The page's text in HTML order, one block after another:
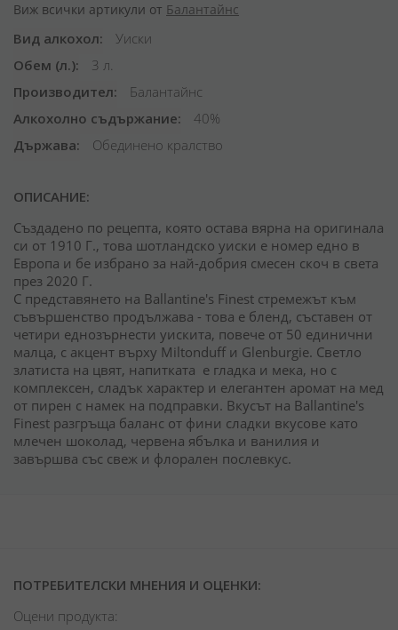
Виж всички артикули от Балантайнс
Вид алкохол
Уиски
Обем (л.)
3 л.
Производител
Балантайнс
Алкохолно съдържание
40%
Държава
Обединено кралство
ОПИСАНИЕ:
Създадено по рецепта, която остава вярна на оригинала
си от 1910 Г., това шотландско уиски е номер едно в
Европа и бе избрано за най-добрия смесен скоч в света
през 2020 Г.
С представянето на Ballantine's Finest стремежът към
съвършенство продължава - това е бленд, съставен от
четири еднозърнести уискита, повече от 50 единични
малца, с акцент върху Miltonduff и Glenburgie. Светло
златиста на цвят, напитката е гладка и мека, но с
комплексен, сладък характер и елегантен аромат на мед
от пирен с намек на подправки. Вкусът на Ballantine's
Finest разгръща баланс от фини сладки вкусове като
млечен шоколад, червена ябълка и ванилия и
завършва със свеж и флорален послевкус.
ПОТРЕБИТЕЛСКИ МНЕНИЯ И ОЦЕНКИ:
Оцени продукта: